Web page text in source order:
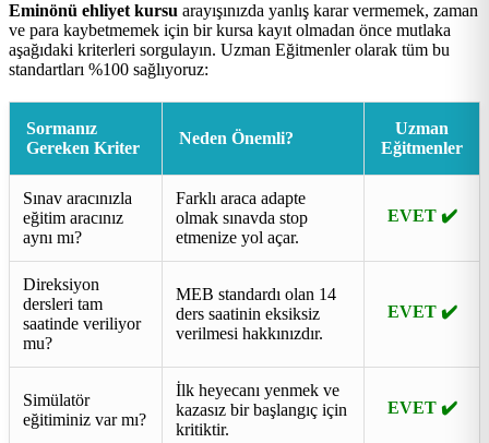
Eminönü ehliyet kursu arayışınızda yanlış karar vermemek, zaman
ve para kaybetmemek için bir kursa kayıt olmadan önce mutlaka
aşağıdaki kriterleri sorgulayın. Uzman Eğitmenler olarak tüm bu
standartları %100 sağlıyoruz:
Sormanız
Gereken Kriter
Neden Önemli?
Uzman
Eğitmenler
Sınav aracınızla
eğitim aracınız
aynı mı?
Farklı araca adapte
olmak sınavda stop
etmenize yol açar.
EVET ✔️
Direksiyon
dersleri tam
saatinde veriliyor
mu?
MEB standardı olan 14
ders saatinin eksiksiz
verilmesi hakkınızdır.
EVET ✔️
Simülatör
eğitiminiz var mı?
İlk heyecanı yenmek ve
kazasız bir başlangıç için
kritiktir.
EVET ✔️